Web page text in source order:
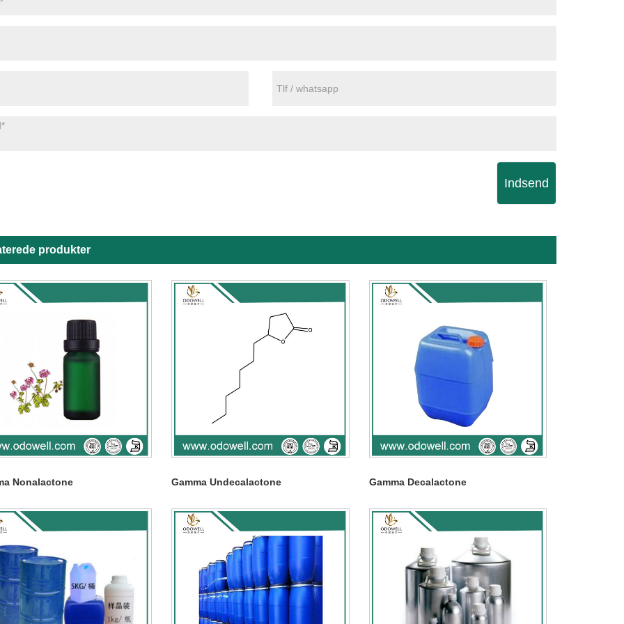
Indsend
produkter
Nonalactone Gamma Undecalactone Gamma Decalactone